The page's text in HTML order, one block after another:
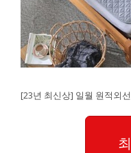
[23년 최신상] 일월 원적외